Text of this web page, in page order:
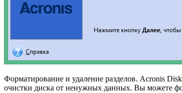
Форматирование и удаление разделов. Acronis
очистки диска от ненужных данных. Вы можете